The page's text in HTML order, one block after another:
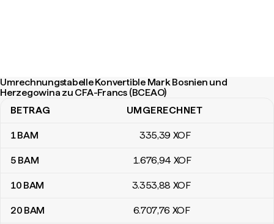
Umrechnungstabelle Konvertible Mark Bosnien und
Herzegowina zu CFA-Francs (BCEAO)
Umrechnungstabelle Konvertible Mark Bosnien und
BETRAG UMGERECHNET
1BAM 335,39 XOF
5 BAM 1.676,94 XOF
10 BAM 3.353,88 XOF
20 BAM 6.707,76 XOF